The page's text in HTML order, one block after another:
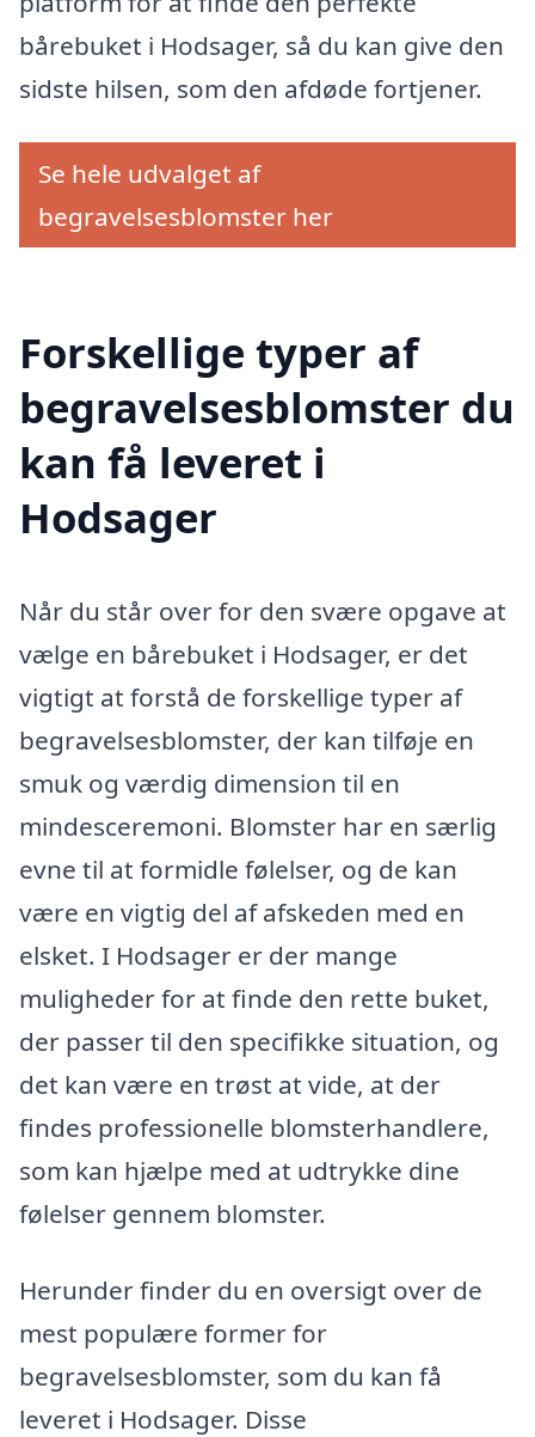
bårebuket i Hodsager, så du kan give den
sidste hilsen, som den afdøde fortjener.
Se hele udvalget af
begravelsesblomster her
Forskellige typer af
begravelsesblomster du
kan få leveret i
Hodsager
Når du står over for den svære opgave at
vælge en bårebuket i Hodsager, er det
vigtigt at forstå de forskellige typer af
begravelsesblomster, der kan tilføje en
smuk og værdig dimension til en
mindesceremoni. Blomster har en særlig
evne til at formidle følelser, og de kan
være en vigtig del af afskeden med en
elsket. I Hodsager er der mange
muligheder for at finde den rette buket,
der passer til den specifikke situation, og
det kan være en trøst at vide, at der
findes professionelle blomsterhandlere,
som kan hjælpe med at udtrykke dine
følelser gennem blomster.
Herunder finder du en oversigt over de
mest populære former for
begravelsesblomster, som du kan få
leveret i Hodsager. Disse